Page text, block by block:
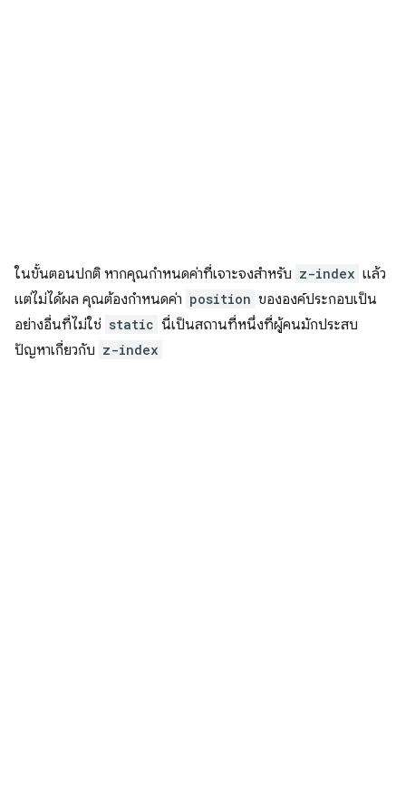
ในขั้นตอนปกติ หากคุณกำหนดค่าที่เจาะจงสำหรับ z-index แล้ว
แต่ไม่ได้ผล คุณต้องกำหนดค่า position ขององค์ประกอบเป็น
อย่างอื่นที่ไม่ใช่ static นี่เป็นสถานที่หนึ่งที่ผู้คนมักประสบ
ปัญหาเกี่ยวกับ z-index